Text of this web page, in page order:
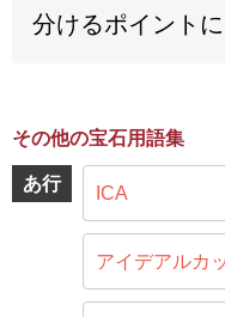
分けるポイントに
その他の宝石用語集
あ行 ICA
アイデアルカ